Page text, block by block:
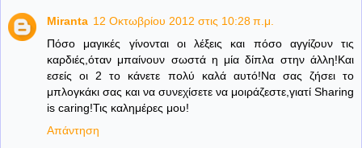
Miranta 12 Οκτωβρίου 2012 στις 10:28 π.μ.
Πόσο μαγικές γίνονται οι λέξεις και πόσο αγγίζουν τις
καρδιές,όταν μπαίνουν σωστά η μία δίπλα στην άλλη!Και
εσείς οι 2 το κάνετε πολύ καλά αυτό!Να σας ζήσει το
μπλογκάκι σας και να συνεχίσετε να μοιράζεστε,γιατί Sharing
is caring!Τις καλημέρες μου!
Απάντηση